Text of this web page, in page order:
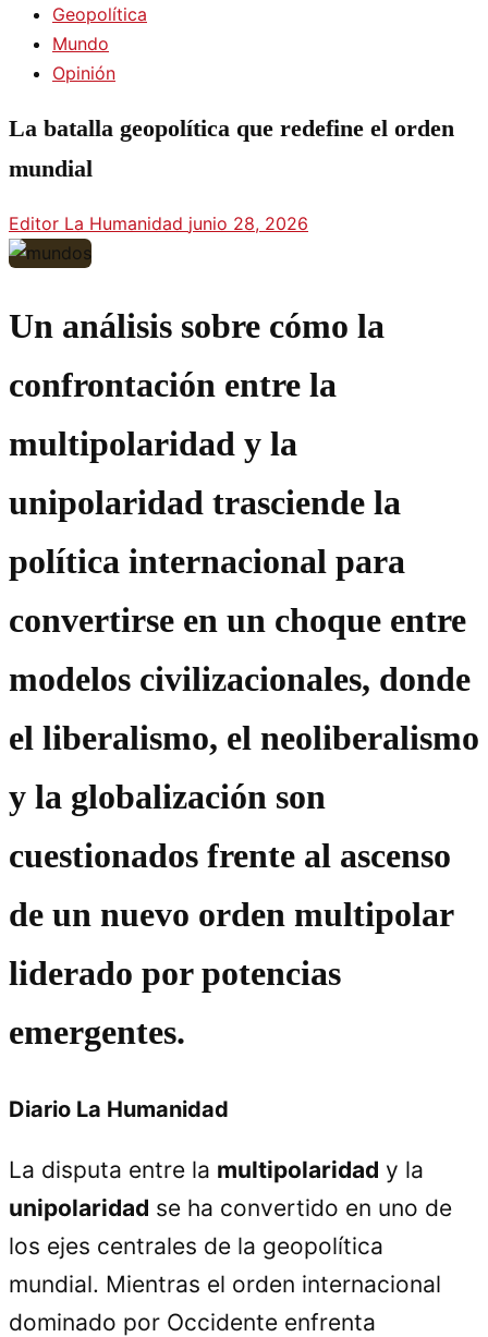
Geopolítica
Mundo
Opinión
La batalla geopolítica que redefine el orden
mundial
Editor La Humanidad junio 28, 2026
Un análisis sobre cómo la
confrontación entre la
multipolaridad y la
unipolaridad trasciende la
política internacional para
convertirse en un choque entre
modelos civilizacionales, donde
el liberalismo, el neoliberalismo
y la globalización son
cuestionados frente al ascenso
de un nuevo orden multipolar
liderado por potencias
emergentes.
Diario La Humanidad
La disputa entre la multipolaridad y la
unipolaridad se ha convertido en uno de
los ejes centrales de la geopolítica
mundial. Mientras el orden internacional
dominado por Occidente enfrenta